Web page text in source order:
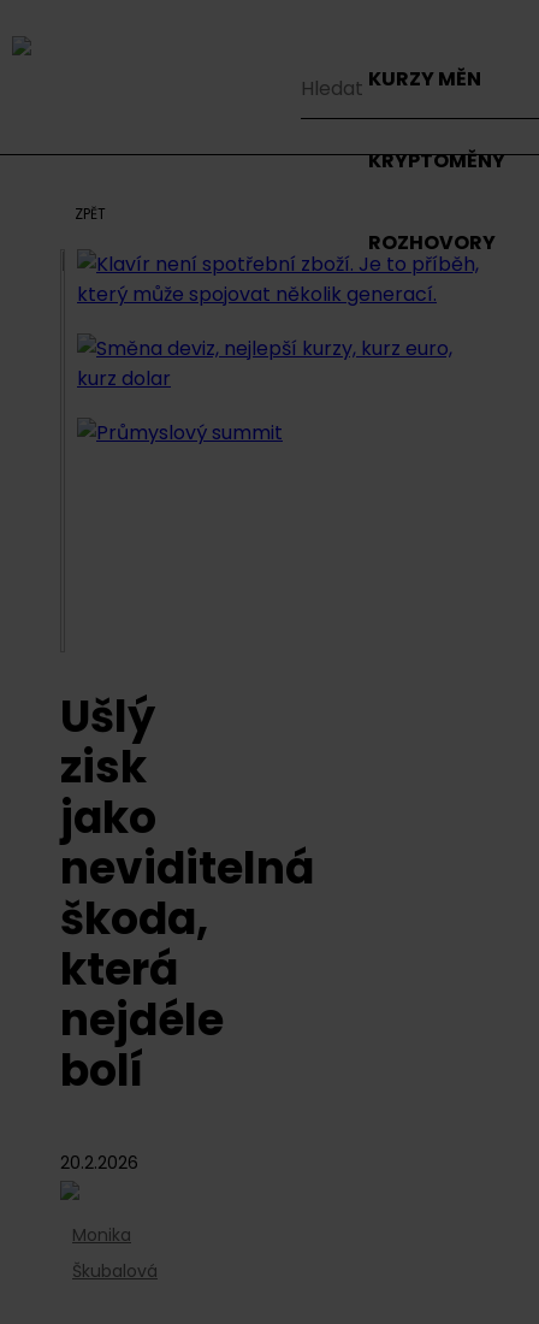
KURZY MĚN
KRYPTOMĚNY
ROZHOVORY
ZPĚT
Ušlý
zisk
jako
neviditelná
škoda,
která
nejdéle
bolí
20.2.2026
Monika
Škubalová